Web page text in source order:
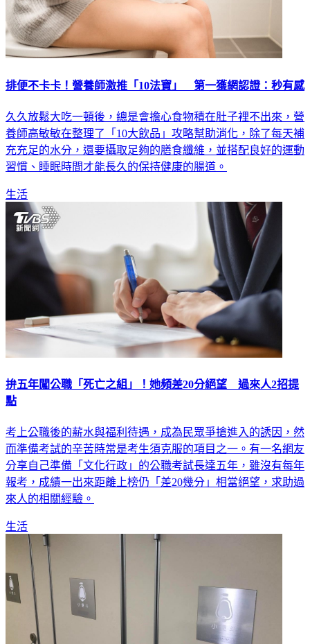
排便不卡卡！營養師激推「10法寶」 第一獲網認證：秒有感
久久放鬆大吃一頓後，總是會擔心食物積在肚子裡不出來，營
養師高敏敏在整理了「10大飲品」攻略幫助消化，除了每天補
充充足的水分，還要攝取足夠的膳食纖維，並搭配良好的運動
習慣、睡眠時間才能長久的保持健康的腸道。
生活
拚五年闖公職「死亡之組」！她頻差20分絕望 過來人2招提
點
考上公職後的薪水與福利待遇，成為民眾爭搶進入的誘因，然
而準備考試的辛苦時常是考生須克服的項目之一。有一名網友
分享自己準備「文化行政」的公職考試長達五年，雖沒有每年
報考，成績一出來距離上榜仍「差20幾分」相當絕望，求助過
來人的相關經驗。
生活